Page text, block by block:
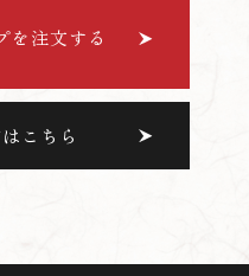
を注文する
こちら